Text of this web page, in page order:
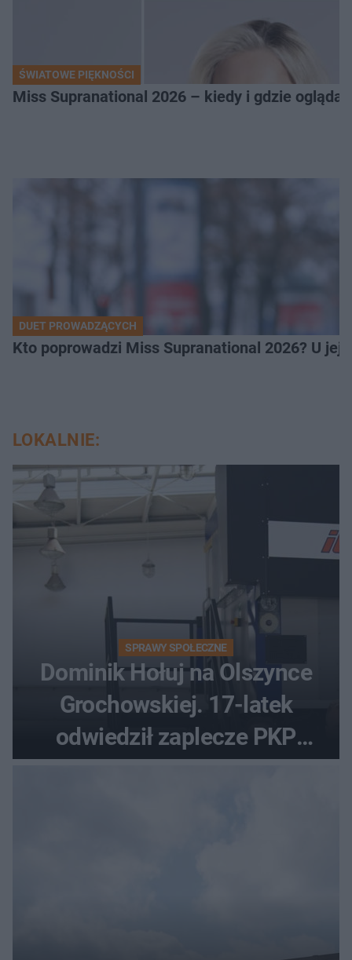
ŚWIATOWE PIĘKNOŚCI
Miss Supranational 2026 – kiedy i gdzie
DUET PROWADZĄCYCH
Kto poprowadzi Miss Supranational 2026? U jej
LOKALNIE:
SPRAWY SPOŁECZNE
Dominik Hołuj na Olszynce
Grochowskiej. 17-latek
odwiedził zaplecze PKP